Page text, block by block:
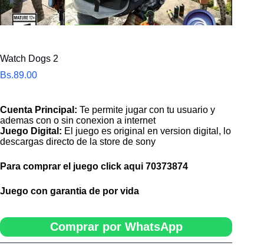
Watch Dogs 2
Bs.89.00
Cuenta Principal: Te permite jugar con tu usuario y
ademas con o sin conexion a internet
Juego Digital: El juego es original en version digital, lo
descargas directo de la store de sony
Para comprar el juego click aqui 70373874
Juego con garantia de por vida
Comprar por WhatsApp